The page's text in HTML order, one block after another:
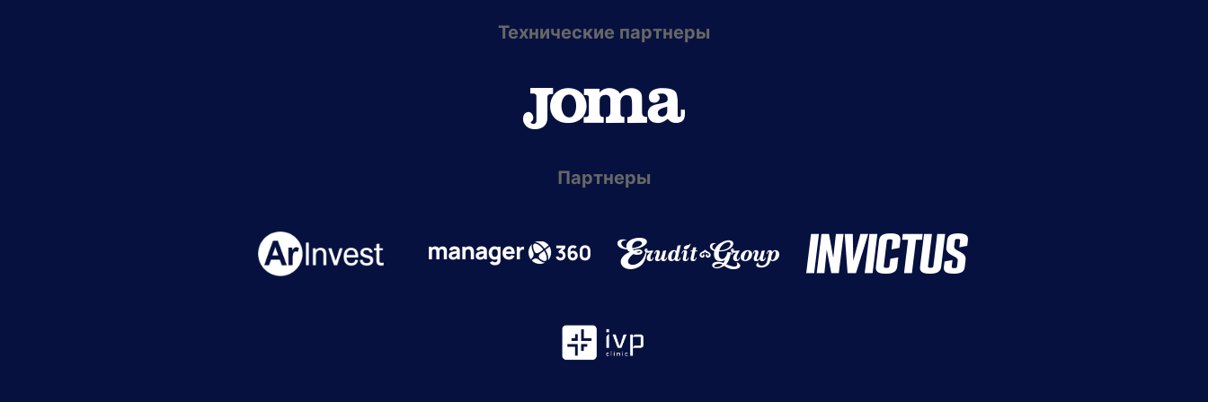
Технические партнеры
Партнеры